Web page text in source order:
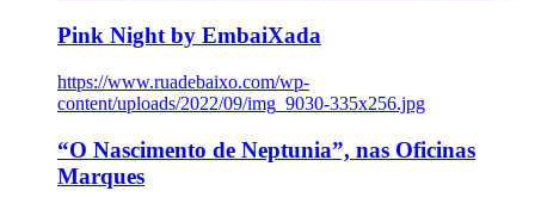
Pink Night by EmbaiXada
https://www.ruadebaixo.com/wp-
content/uploads/2022/09/img_9030-335x256.jpg
“O Nascimento de Neptunia”, nas Oficinas
Marques